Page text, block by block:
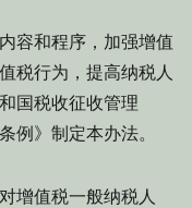
和程序，加强增值
税行为，提高纳税人
国税收征收管理
例》制定本办法。
值税一般纳税人